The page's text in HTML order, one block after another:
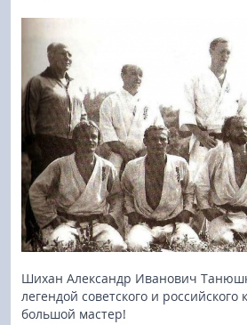
Шихан Александр Иванович
легендой советского и
большой мастер!